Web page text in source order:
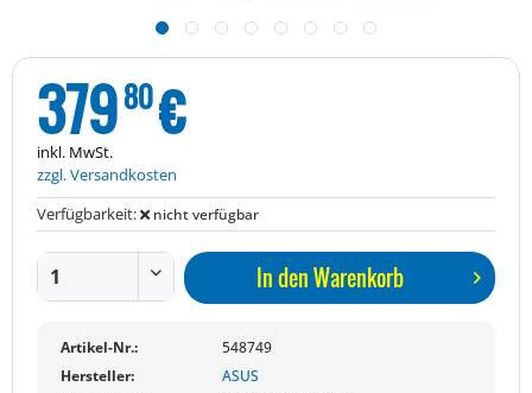
37980€
inkl. MwSt.
zzgl. Versandkosten
Verfügbarkeit:
nicht verfügbar
In denWarenkorb
Artikel-Nr.:
548749
Hersteller:
ASUS